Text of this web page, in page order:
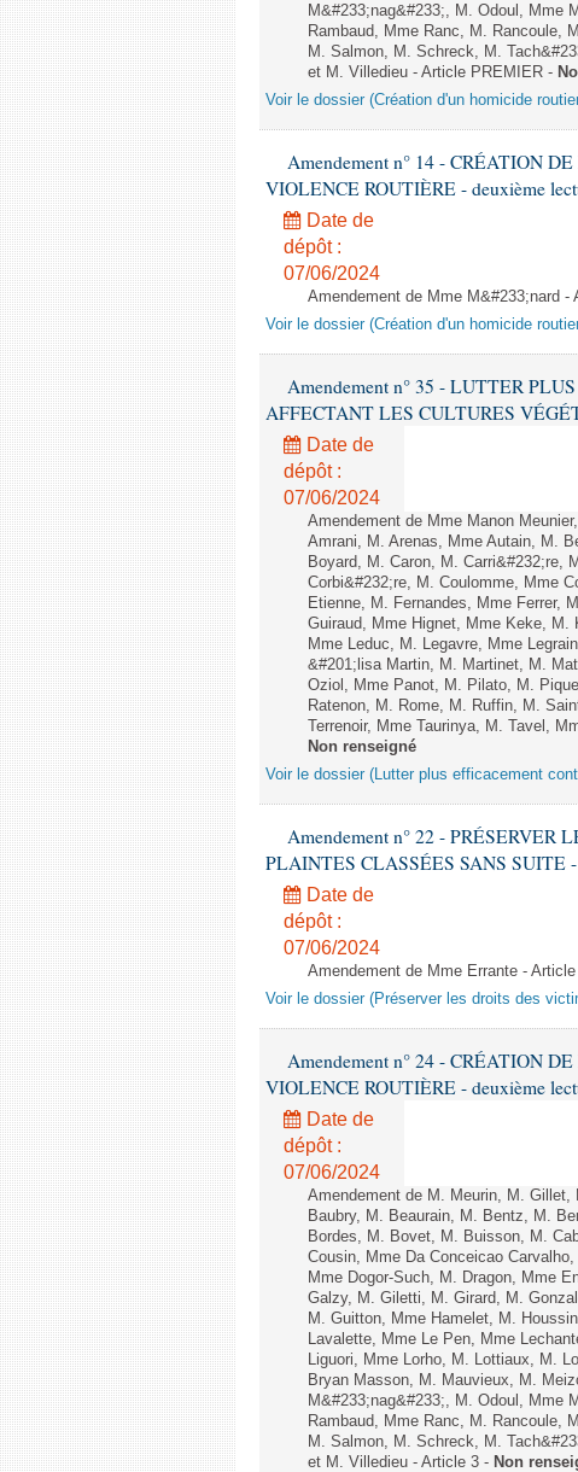
M&#233;nag&#233;, M. Odoul, Mme
Rambaud, Mme Ranc, M. Rancoule,
M. Salmon, M. Schreck, M.
et M. Villedieu - Article PREMIER -
Voir le dossier (Création d'un homicide
Amendement n° 14 - CRÉATION
VIOLENCE ROUTIÈRE - deuxième
Date de
dépôt :
07/06/2024
Amendement de Mme M&#233;nard -
Voir le dossier (Création d'un homicide
Amendement n° 35 - LUTTER
AFFECTANT LES CULTURES
Date de
dépôt :
07/06/2024
Amendement de Mme Manon
Amrani, M. Arenas, Mme Autain, M.
Boyard, M. Caron, M. Carri&#232;re,
Corbi&#232;re, M. Coulomme, Mme
Etienne, M. Fernandes, Mme Ferrer,
Guiraud, Mme Hignet, Mme Keke, M.
Mme Leduc, M. Legavre, Mme
&#201;lisa Martin, M. Martinet, M.
Oziol, Mme Panot, M. Pilato, M.
Ratenon, M. Rome, M. Ruffin, M.
Terrenoir, Mme Taurinya, M. Tavel,
Non renseigné
Voir le dossier (Lutter plus efficacement
Amendement n° 22 - PRÉSERVER
PLAINTES CLASSÉES SANS SUITE -
Date de
dépôt :
07/06/2024
Amendement de Mme Errante -
Voir le dossier (Préserver les droits des
Amendement n° 24 - CRÉATION
VIOLENCE ROUTIÈRE - deuxième
Date de
dépôt :
07/06/2024
Amendement de M. Meurin, M.
Baubry, M. Beaurain, M. Bentz, M.
Bordes, M. Bovet, M. Buisson, M.
Cousin, Mme Da Conceicao
Mme Dogor-Such, M. Dragon, Mme
Galzy, M. Giletti, M. Girard, M.
M. Guitton, Mme Hamelet, M.
Lavalette, Mme Le Pen, Mme
Liguori, Mme Lorho, M. Lottiaux, M.
Bryan Masson, M. Mauvieux, M.
M&#233;nag&#233;, M. Odoul, Mme
Rambaud, Mme Ranc, M. Rancoule,
M. Salmon, M. Schreck, M.
et M. Villedieu - Article 3 - Non